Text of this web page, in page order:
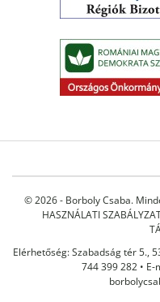
© 2026 - Borboly Csaba.
HASZNÁLATI
Elérhetőség: Szabadság tér 5.,
744 399 282 • E-